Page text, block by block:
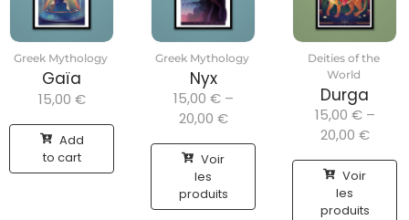
Greek Mythology
Gaïa
15,00 €
Add
to cart
Greek Mythology
Nyx
15,00 € –
20,00 €
Voir
les
produits
Deities of the
World
Durga
15,00 € –
20,00 €
Voir
les
produits